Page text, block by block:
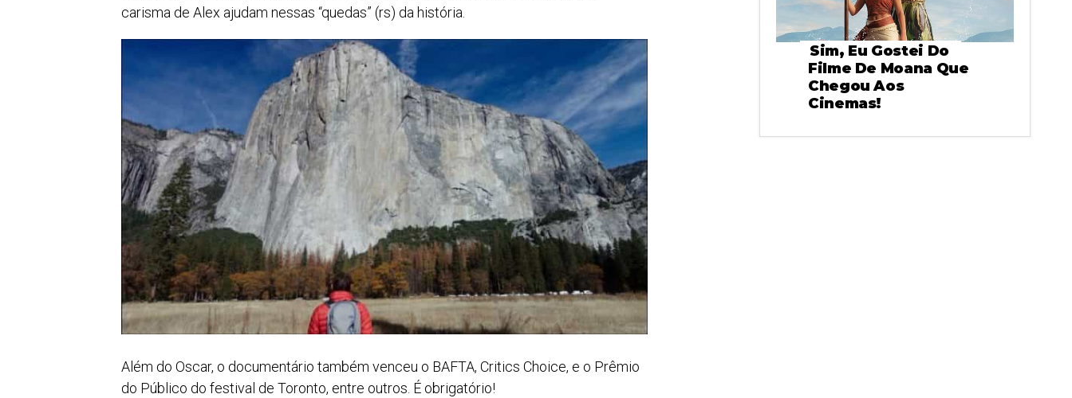
carisma de Alex ajudam nessas “quedas” (rs) da história.
Além do Oscar, o documentário também venceu o BAFTA, Critics Choice, e o Prêmio
do Público do festival de Toronto, entre outros. É obrigatório!
Sim, Eu Gostei Do
Filme De Moana Que
Chegou Aos
Cinemas!